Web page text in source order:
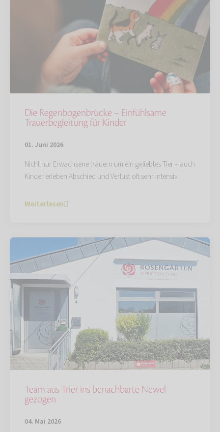
Die Regenbogenbrücke – Einfühlsame
Trauerbegleitung für Kinder
01. Juni 2026
Nicht nur Erwachsene trauern um ein geliebtes Tier – auch
Kinder erleben Abschied und Verlust oft sehr intensiv.
Weiterlesen
Team aus Trier ins benachbarte Newel
gezogen
04. Mai 2026